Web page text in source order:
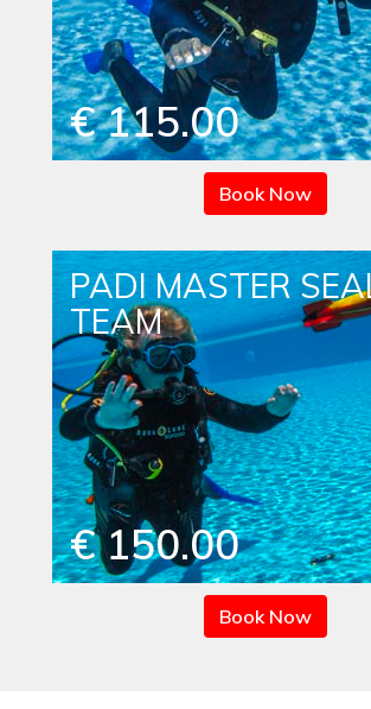
€ 115.00
Book Now
PADI MASTER
TEAM
€ 150.00
Book Now